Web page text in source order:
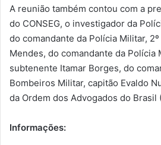
A reunião também contou com a
do CONSEG, o investigador da
do comandante da Polícia Militar,
Mendes, do comandante da Polícia
subtenente Itamar Borges, do
Bombeiros Militar, capitão Evaldo
da Ordem dos Advogados do Brasil
Informações: